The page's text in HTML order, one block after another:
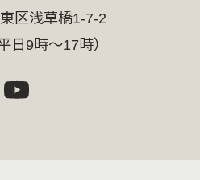
区浅草橋1-7-2
日9時～17時）